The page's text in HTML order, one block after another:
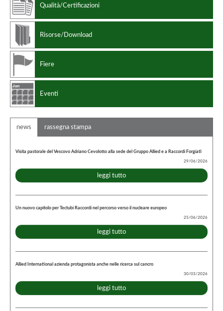
Qualità/Certificazioni
Risorse/Download
Fiere
Eventi
news rassegna stampa
Visita pastorale del Vescovo Adriano Cevolotto alla sede del Gruppo Allied e a Raccordi Forgiati
29/06/2026
leggi tutto
Un nuovo capitolo per Tectubi Raccordi nel percorso verso il nucleare europeo
25/06/2026
leggi tutto
Allied International azienda protagonista anche nelle ricerca sul cancro
30/03/2026
leggi tutto